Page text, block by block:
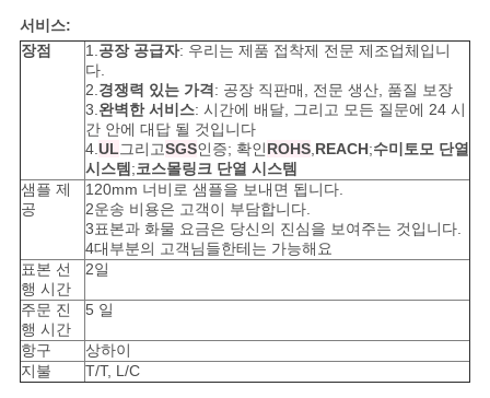
인
정
호
책
서비스:
장점
1.공장 공급자: 우리는 제품 접착제 전문 제조업체입니
다.
2.경쟁력 있는 가격 : 공장 직판매, 전문 생산, 품질 보장
3.완벽한 서비스: 시간에 배달, 그리고 모든 질문에 24 시
간 안에 대답 될 것입니다
4.UL그리고SGS인증; 확인ROHS,REACH;수미토모 단열
시스템 ;코스몰링크 단열 시스템
샘플 제
공
120mm 너비로 샘플을 보내면 됩니다.
2운송 비용은 고객이 부담합니다.
3표본과 화물 요금은 당신의 진심을 보여주는 것입니다.
4대부분의 고객님들한테는 가능해요
표본 선
행 시간
2일
주문 진
행 시간
5 일
항구
상하이
지불
T/T, L/C